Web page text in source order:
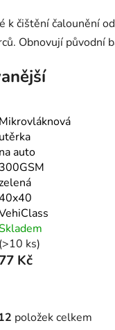
k čištění čalounění
Obnovují původní
Mikrovláknová
utěrka
na auto
300GSM
(>10 ks)
77 Kč
položek celkem